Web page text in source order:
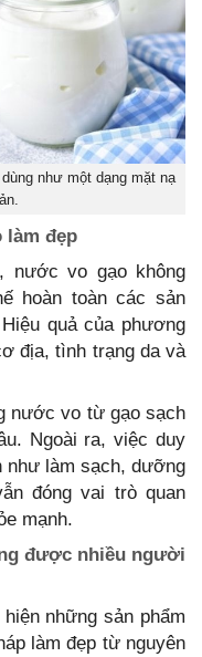
như một dạng mặt nạ
làm đẹp
nước vo gạo không
hoàn toàn các sản
quả của phương
địa, tình trạng da và
nước vo từ gạo sạch
Ngoài ra, việc duy
làm sạch, dưỡng
đóng vai trò quan
mạnh.
được nhiều người
những sản phẩm
làm đẹp từ nguyên